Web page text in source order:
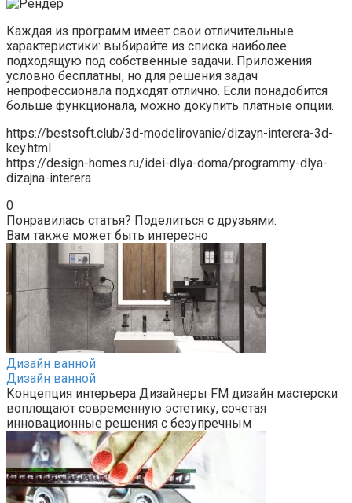
Каждая из программ имеет свои отличительные
характеристики: выбирайте из списка наиболее
подходящую под собственные задачи. Приложения
условно бесплатны, но для решения задач
непрофессионала подходят отлично. Если понадобится
больше функционала, можно докупить платные опции.
https://bestsoft.club/3d-modelirovanie/dizayn-interera-3d-
key.html
https://design-homes.ru/idei-dlya-doma/programmy-dlya-
dizajna-interera
0
Понравилась статья? Поделиться с друзьями:
Вам также может быть интересно
Дизайн ванной
Дизайн ванной
Концепция интерьера Дизайнеры FM дизайн мастерски
воплощают современную эстетику, сочетая
инновационные решения с безупречным